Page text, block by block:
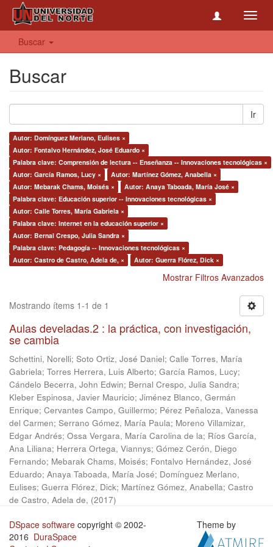
Buscar
Buscar
Ir
Autor: Domínguez Merlano, Eulises ×
Autor: Fontalvo Hernández, José Eduardo ×
Palabra clave: Comprensión de lectura -- Enseñanza -- Innovaciones tecnológicas ×
Autor: García Ramos, Lucy ×
Autor: Martínez Gómez, Anabella ×
Autor: Mebarak Chams, Moisés ×
Autor: Anaya Taboada, María José ×
Palabra clave: Educación superior -- Innovaciones tecnológicas ×
Autor: Calle Torres, María Gabriela ×
Palabra clave: Internet en la educación superior ×
Autor: Bernal Crespo, Julia Sandra ×
Palabra clave: Pedagogía -- Innovaciones tecnológicas ×
Autor: Castro de Castro, Adela de, ×
Autor: Guerra Flórez, Dick ×
Mostrar Filtros Avanzados
Mostrando ítems 1-1 de 1
Aulas develadas.2 : la práctica, con investigación,
se cambia
Schettini, Norelli; Soto Ortiz, José Daniel; Calle Torres, María
Gabriela; Torres Herrera, Luis Alberto; García Ramos, Lucy;
Cándelo Becerra, John Edwin; Bernal Crespo, Julia Sandra;
Kleber Espinosa, Javier Mauricio; Jiménez Blanco, Germán
Enrique; Cervantes Campo, Guillermo; Pérez Peñaloza, Vanessa
del Carmen; Serrano Gómez, María Paula; Moreno Villamizar,
Edgar Andrés; Ossa Vergara, María Carolina de la; Ríos García,
Ana Liliana; Herrera Ortega, Viannys; Gómez Cerón, Diego
Fernando; Mebarak Chams, Moisés; Fontalvo Hernández, José
Eduardo; Anaya Taboada, María José; Domínguez Merlano,
Eulises; Guerra Flórez, Dick; Martínez Gómez, Anabella; Castro
de Castro, Adela de, (2017)
DSpace software copyright © 2002-
2016 DuraSpace
Theme by